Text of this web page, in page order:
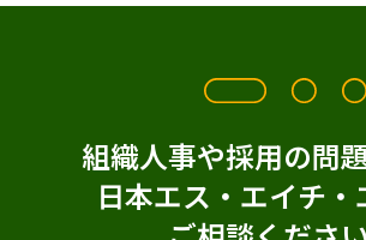
組織人事や採用の問
日本エス・エイチ・